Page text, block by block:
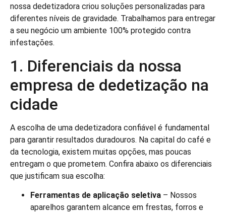
nossa dedetizadora criou soluções personalizadas para
diferentes níveis de gravidade. Trabalhamos para entregar
a seu negócio um ambiente 100% protegido contra
infestações.
1. Diferenciais da nossa
empresa de dedetização na
cidade
A escolha de uma dedetizadora confiável é fundamental
para garantir resultados duradouros. Na capital do café e
da tecnologia, existem muitas opções, mas poucas
entregam o que prometem. Confira abaixo os diferenciais
que justificam sua escolha:
Ferramentas de aplicação seletiva – Nossos
aparelhos garantem alcance em frestas, forros e